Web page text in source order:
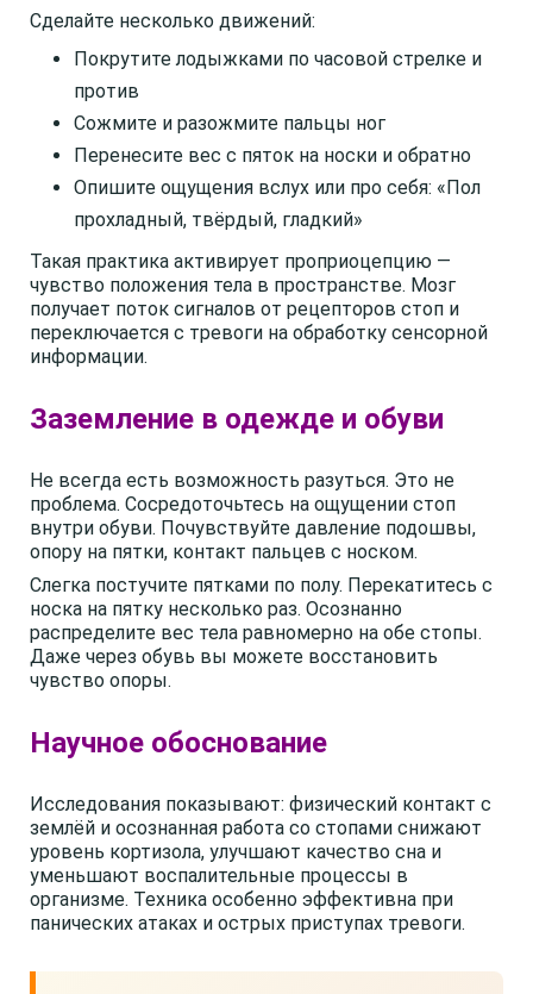
Сделайте несколько движений:
Покрутите лодыжками по часовой стрелке и
против
Сожмите и разожмите пальцы ног
Перенесите вес с пяток на носки и обратно
Опишите ощущения вслух или про себя: «Пол
прохладный, твёрдый, гладкий»
Такая практика активирует проприоцепцию —
чувство положения тела в пространстве. Мозг
получает поток сигналов от рецепторов стоп и
переключается с тревоги на обработку сенсорной
информации.
Заземление в одежде и обуви
Не всегда есть возможность разуться. Это не
проблема. Сосредоточьтесь на ощущении стоп
внутри обуви. Почувствуйте давление подошвы,
опору на пятки, контакт пальцев с носком.
Слегка постучите пятками по полу. Перекатитесь с
носка на пятку несколько раз. Осознанно
распределите вес тела равномерно на обе стопы.
Даже через обувь вы можете восстановить
чувство опоры.
Научное обоснование
Исследования показывают: физический контакт с
землёй и осознанная работа со стопами снижают
уровень кортизола, улучшают качество сна и
уменьшают воспалительные процессы в
организме. Техника особенно эффективна при
панических атаках и острых приступах тревоги.